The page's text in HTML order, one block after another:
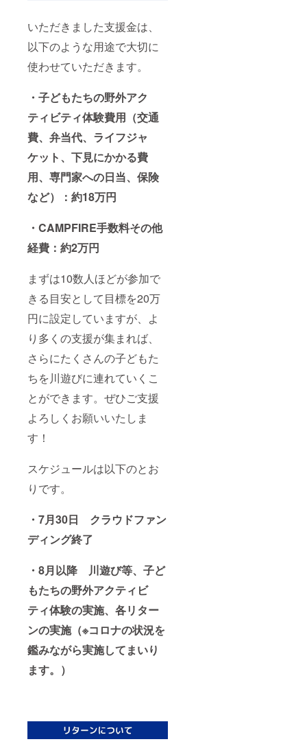
いただきました支援金は、
以下のような用途で大切に
使わせていただきます。
・子どもたちの野外アク
ティビティ体験費用（交通
費、弁当代、ライフジャ
ケット、下見にかかる費
用、専門家への日当、保険
など）：約18万円
・CAMPFIRE手数料その他
経費：約2万円
まずは10数人ほどが参加で
きる目安として目標を20万
円に設定していますが、よ
り多くの支援が集まれば、
さらにたくさんの子どもた
ちを川遊びに連れていくこ
とができます。ぜひご支援
よろしくお願いいたしま
す！
スケジュールは以下のとお
りです。
・7月30日 クラウドファン
ディング終了
・8月以降 川遊び等、子ど
もたちの野外アクティビ
ティ体験の実施、各リター
ンの実施（※コロナの状況を
鑑みながら実施してまいり
ます。）